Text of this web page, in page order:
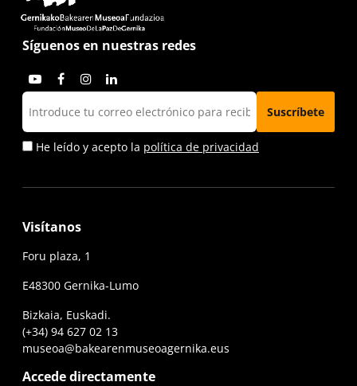
Síguenos en nuestras redes
He leído y acepto la política de privacidad
Visítanos
Foru plaza, 1
E48300 Gernika-Lumo
Bizkaia, Euskadi.
(+34) 94 627 02 13
museoa@bakearenmuseoagernika.eus
Accede directamente